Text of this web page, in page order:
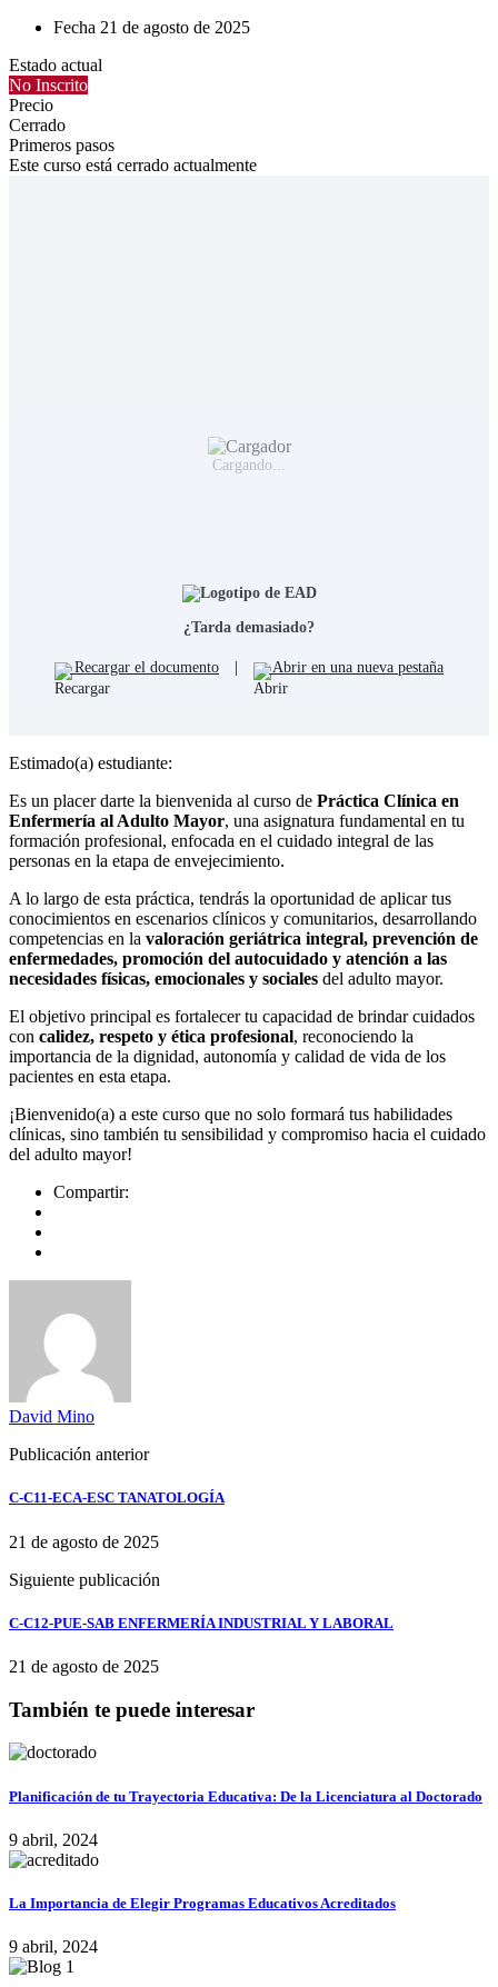
Fecha 21 de agosto de 2025
Estado actual
No Inscrito
Precio
Cerrado
Primeros pasos
Este curso está cerrado actualmente
Cargando...
¿Tarda demasiado?
Recargar el documento Abrir en una nueva pestaña
Estimado(a) estudiante:
Es un placer darte la bienvenida al curso de Práctica Clínica en
Enfermería al Adulto Mayor, una asignatura fundamental en tu
formación profesional, enfocada en el cuidado integral de las
personas en la etapa de envejecimiento.
A lo largo de esta práctica, tendrás la oportunidad de aplicar tus
conocimientos en escenarios clínicos y comunitarios, desarrollando
competencias en la valoración geriátrica integral, prevención de
enfermedades, promoción del autocuidado y atención a las
necesidades físicas, emocionales y sociales del adulto mayor.
El objetivo principal es fortalecer tu capacidad de brindar cuidados
con calidez, respeto y ética profesional, reconociendo la
importancia de la dignidad, autonomía y calidad de vida de los
pacientes en esta etapa.
¡Bienvenido(a) a este curso que no solo formará tus habilidades
clínicas, sino también tu sensibilidad y compromiso hacia el cuidado
del adulto mayor!
Compartir:
David Mino
Publicación anterior
C-C11-ECA-ESC TANATOLOGÍA
21 de agosto de 2025
Siguiente publicación
C-C12-PUE-SAB ENFERMERÍA INDUSTRIAL Y LABORAL
21 de agosto de 2025
También te puede interesar
Planificación de tu Trayectoria Educativa: De la Licenciatura al Doctorado
9 abril, 2024
La Importancia de Elegir Programas Educativos Acreditados
9 abril, 2024